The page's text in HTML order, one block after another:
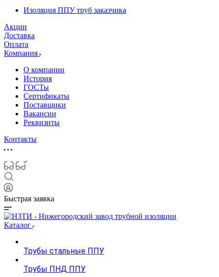
Изоляция ППУ труб заказчика
Акции
Доставка
Оплата
Компания
О компании
История
ГОСТы
Сертификаты
Поставщики
Вакансии
Реквизиты
Контакты
Быстрая заявка
Каталог
Трубы стальные ППУ
Трубы ПНД ППУ